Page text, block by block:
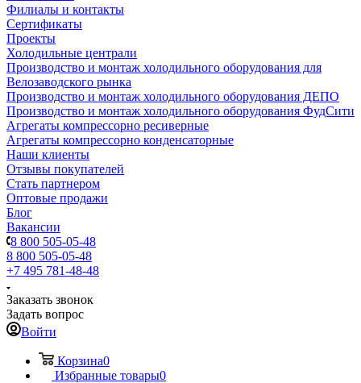
Филиалы и контакты
Сертификаты
Проекты
Холодильные централи
Производство и монтаж холодильного оборудования для
Велозаводского рынка
Производство и монтаж холодильного оборудования ДЕПО
Производство и монтаж холодильного оборудования ФудСити
Агрегаты компрессорно ресиверные
Агрегаты компрессорно конденсаторные
Наши клиенты
Отзывы покупателей
Стать партнером
Оптовые продажи
Блог
Вакансии
8 800 505-05-48
8 800 505-05-48
+7 495 781-48-48
Заказать звонок
Задать вопрос
Войти
Корзина0
Избранные товары0